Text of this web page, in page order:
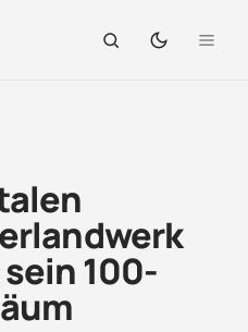
100-